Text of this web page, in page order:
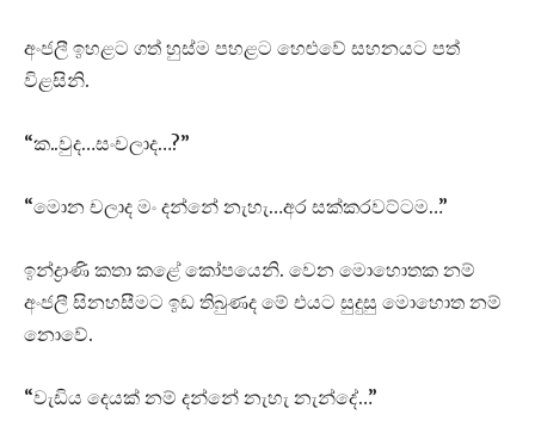
අංජලී ඉහළට ගත් හුස්ම පහළට හෙළුවේ සහනයට පත්
විළසිනි.
“ක..වුද…සංචලාද…?”
“මොන චලාද මං දන්නේ නැහැ…අර සක්කරවට්ටම…”
ඉන්ද්‍රාණි කතා කළේ කෝපයෙනි. වෙන මොහොතක නම්
අංජලී සිනහසීමට ඉඩ තිබුණද මේ එයට සුදුසු මොහොත නම්
නොවේ.
“වැඩිය දෙයක් නම් දන්නේ නැහැ නැන්දේ…”